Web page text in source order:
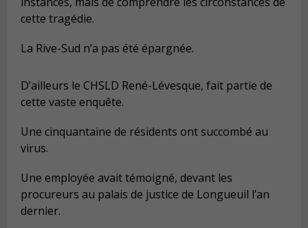
cette tragédie.
La Rive-Sud n’a pas été épargnée.
D’ailleurs le CHSLD René-Lévesque, fait partie de
cette vaste enquête.
Une cinquantaine de résidents ont succombé au
virus.
Une employée avait témoigné, devant les
procureurs au palais de justice de Longueuil l’an
dernier.